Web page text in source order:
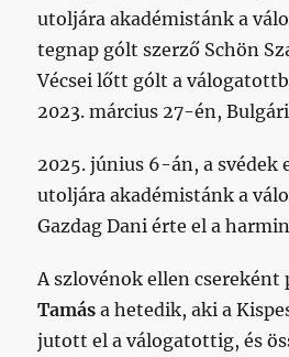
utoljára akadémistánk a
tegnap gólt szerző Schön
Vécsei lőtt gólt a
2023. március 27-én,
2025. június 6-án, a svédek
utoljára akadémistánk a
Gazdag Dani érte el a
A szlovénok ellen csereként
Tamás a hetedik, aki a
jutott el a válogatottig, és